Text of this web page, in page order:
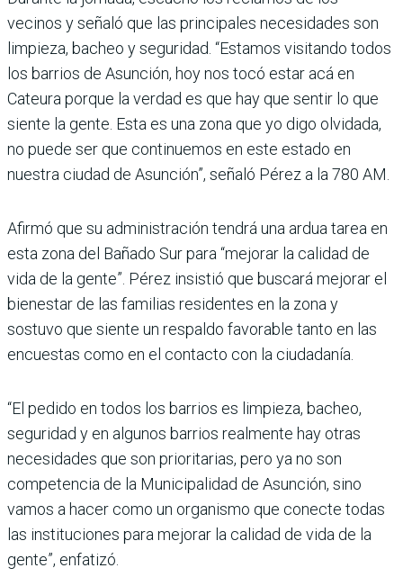
vecinos y señaló que las principales necesidades son
limpieza, bacheo y seguridad. “Estamos visitando todos
los barrios de Asunción, hoy nos tocó estar acá en
Cateura porque la verdad es que hay que sentir lo que
siente la gente. Esta es una zona que yo digo olvidada,
no puede ser que continuemos en este estado en
nuestra ciudad de Asunción”, señaló Pérez a la 780 AM.
Afirmó que su administración tendrá una ardua tarea en
esta zona del Bañado Sur para “mejorar la calidad de
vida de la gente”. Pérez insistió que buscará mejorar el
bienestar de las familias residentes en la zona y
sostuvo que siente un respaldo favorable tanto en las
encuestas como en el contacto con la ciudadanía.
“El pedido en todos los barrios es limpieza, bacheo,
seguridad y en algunos barrios realmente hay otras
necesidades que son prioritarias, pero ya no son
competencia de la Municipalidad de Asunción, sino
vamos a hacer como un organismo que conecte todas
las instituciones para mejorar la calidad de vida de la
gente”, enfatizó.